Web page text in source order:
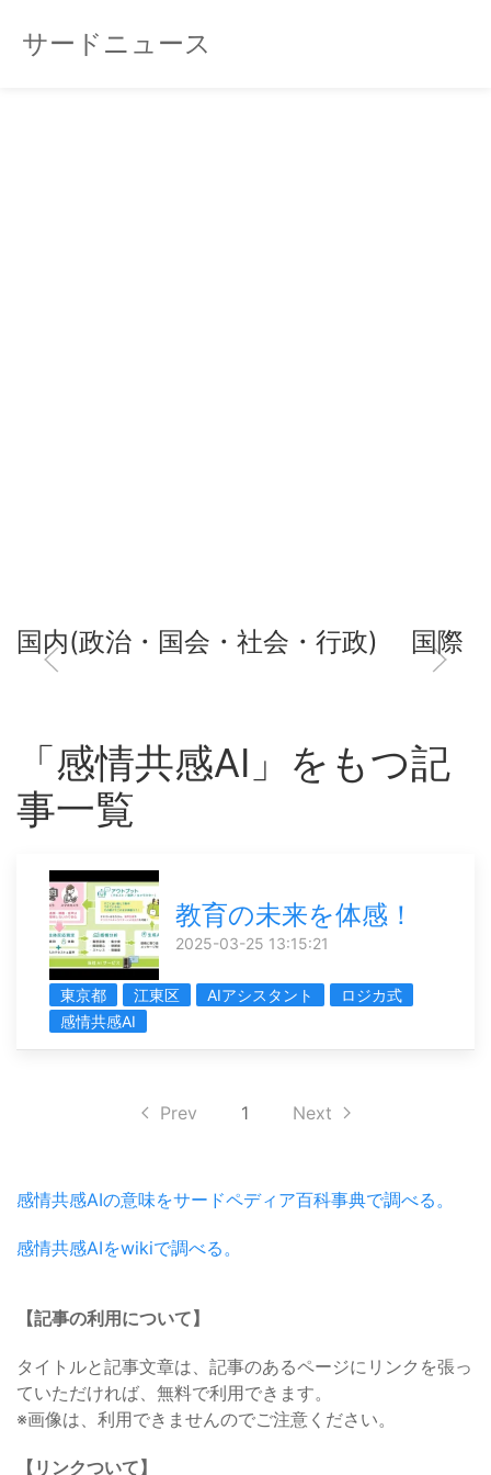
サードニュース
国内(政治・国会・社会・行政) 国際
「感情共感AI」をもつ記
事一覧
教育の未来を体感！
2025-03-25 13:15:21
東京都 江東区 AIアシスタント
ロジカ式
感情共感AI
Prev 1 Next
感情共感AIの意味をサードペディア百科事典で調べる。
感情共感AIをwikiで調べる。
【記事の利用について】
タイトルと記事文章は、記事のあるページにリンクを張っ
ていただければ、無料で利用できます。
※画像は、利用できませんのでご注意ください。
【リンクついて】